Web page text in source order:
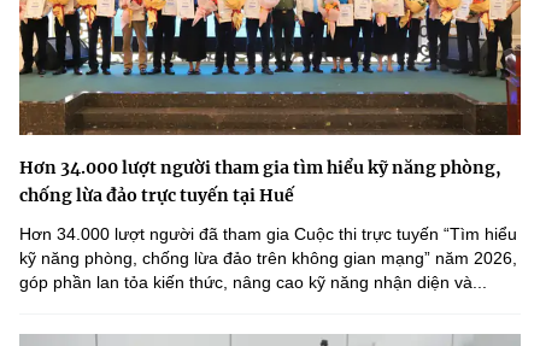
Hơn 34.000 lượt người tham gia tìm hiểu kỹ năng phòng,
chống lừa đảo trực tuyến tại Huế
Hơn 34.000 lượt người đã tham gia Cuộc thi trực tuyến “Tìm hiểu
kỹ năng phòng, chống lừa đảo trên không gian mạng” năm 2026,
góp phần lan tỏa kiến thức, nâng cao kỹ năng nhận diện và...